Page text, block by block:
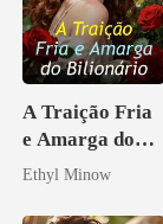
A Traição Fria
e Amarga do
Bilionário
Ethyl Minow